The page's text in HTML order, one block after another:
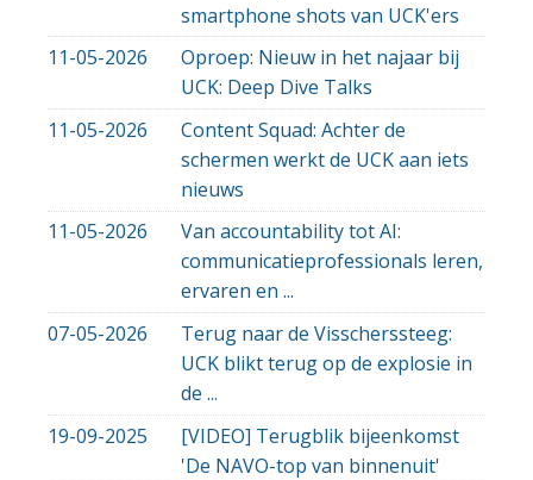
smartphone shots van UCK'ers
11-05-2026
Oproep: Nieuw in het najaar bij
UCK: Deep Dive Talks
11-05-2026
Content Squad: Achter de
schermen werkt de UCK aan iets
nieuws
11-05-2026
Van accountability tot AI:
communicatieprofessionals leren,
ervaren en ...
07-05-2026
Terug naar de Visscherssteeg:
UCK blikt terug op de explosie in
de ...
19-09-2025
[VIDEO] Terugblik bijeenkomst
'De NAVO-top van binnenuit'